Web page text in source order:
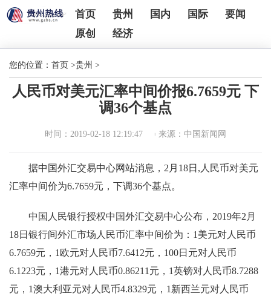
首页 贵州 国内 国际
要闻
原创
经济
您的位置： 首页 >贵州 >
人民币对美元汇率中间价报6.7659元 下
调36个基点
时间：2019-02-18 12:19:47 来源：中国新闻网
据中国外汇交易中心网站消息，2月18日,人民币对美元
汇率中间价为6.7659元，下调36个基点。
中国人民银行授权中国外汇交易中心公布，2019年2月
18日银行间外汇市场人民币汇率中间价为：1美元对人民币
6.7659元，1欧元对人民币7.6412元，100日元对人民币
6.1223元，1港元对人民币0.86211元，1英镑对人民币8.7288
元，1澳大利亚元对人民币4.8329元，1新西兰元对人民币